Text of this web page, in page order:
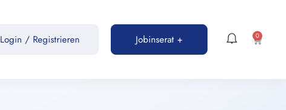
Login / Registrieren Jobinserat + 0